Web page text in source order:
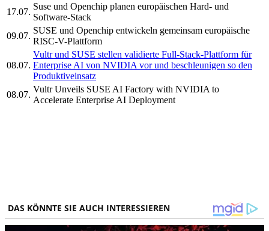
17.07.
Suse und Openchip planen europäischen Hard- und
Software-Stack
09.07.
SUSE und Openchip entwickeln gemeinsam europäische
RISC-V-Plattform
08.07.
Vultr und SUSE stellen validierte Full-Stack-Plattform für
Enterprise AI von NVIDIA vor und beschleunigen so den
Produktiveinsatz
08.07.
Vultr Unveils SUSE AI Factory with NVIDIA to
Accelerate Enterprise AI Deployment